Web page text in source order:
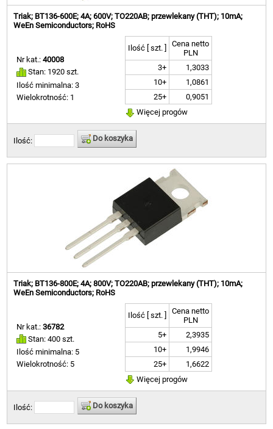
Triak; BT136-600E; 4A; 600V; TO220AB; przewlekany (THT); 10mA;
WeEn Semiconductors; RoHS
Nr kat.:40008
Stan: 1920 szt.
Ilość minimalna: 3
Wielokrotność: 1
Ilość [ szt. ]
Cena netto
PLN
3+
1,3033
10+
1,0861
25+
0,9051
Więcej progów
Ilość: Do koszyka
Triak; BT136-800E; 4A; 800V; TO220AB; przewlekany (THT); 10mA;
WeEn Semiconductors; RoHS
Nr kat.:36782
Stan: 400 szt.
Ilość minimalna: 5
Wielokrotność: 5
Ilość [ szt. ]
Cena netto
PLN
5+
2,3935
10+
1,9946
25+
1,6622
Więcej progów
Ilość: Do koszyka